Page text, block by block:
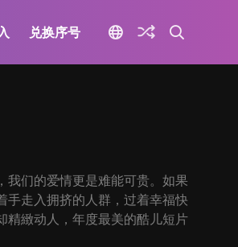
兑换序号
我们的爱情更是难能可贵。如果
手走入拥挤的人群，过着幸福快
緻动人，年度最美的酷儿短片